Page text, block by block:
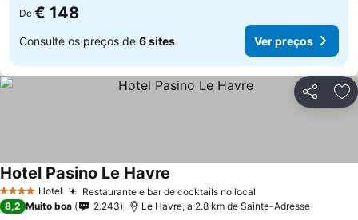
De € 148
Consulte os preços de 6 sites Ver preços
Partilhar
4 EstrelasHotel Restaurante e bar de cocktails no local
Hotel Pasino Le Havre
8,2 Muito boa 2.243 Le Havre, a 2.8 km de Sainte-Adresse